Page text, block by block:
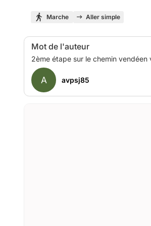
Marche Aller simple
Mot de l'auteur
A avpsj85